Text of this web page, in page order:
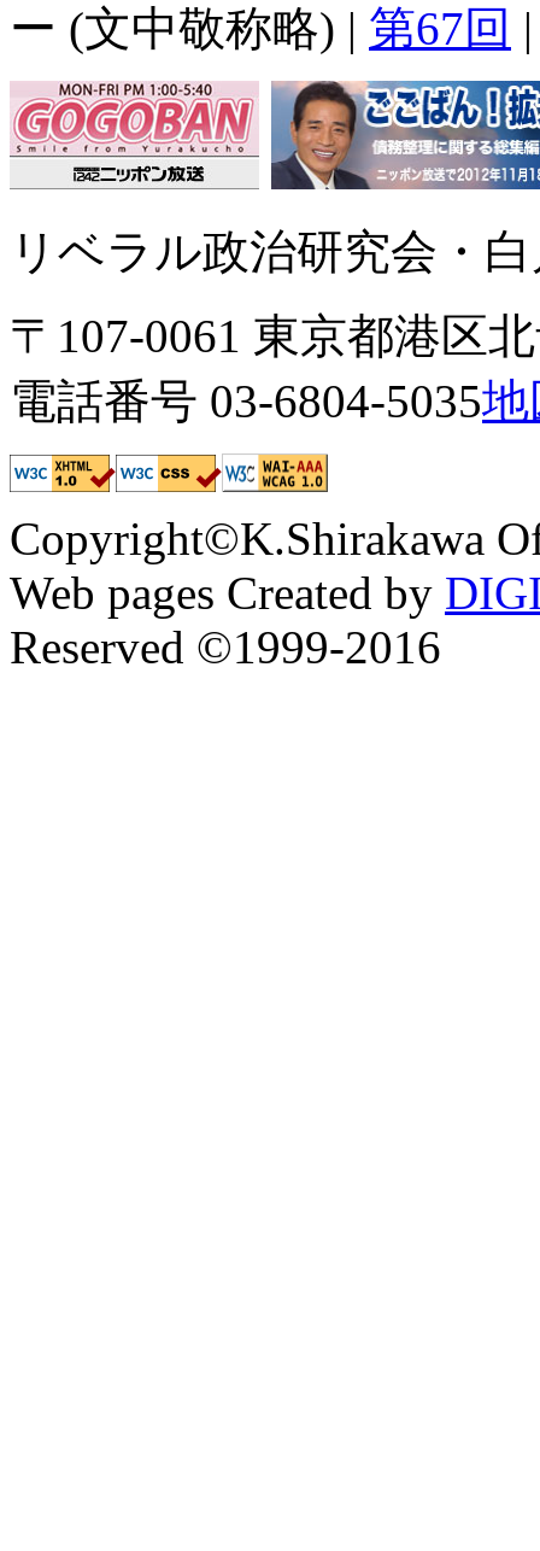
ー (文中敬称略) | 第67回
リベラル政治研究会・
〒107-0061 東京都港区
電話番号 03-6804-5035地
Copyright©K.Shirakawa
Web pages Created by
Reserved ©1999-2016